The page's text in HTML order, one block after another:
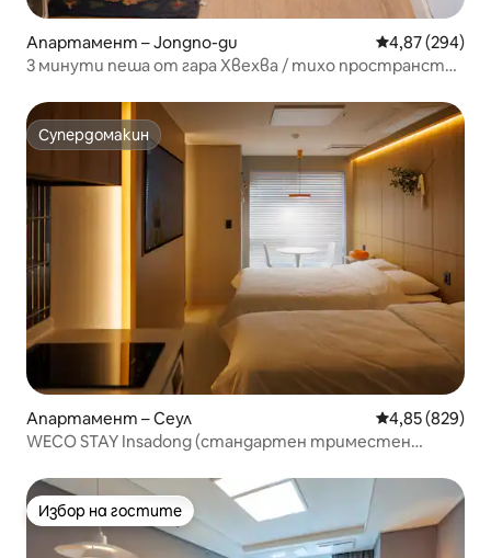
Апартамент – Jongno-gu Средна
4,87 (294)
3 минути пеша от гара Хвехва / тихо пространство
Супердомакин
Супердомакин
Апартамент – Сеул Средна
4,85 (829)
WECO STAY Insadong (стандартен триместен
Избор на гостите
Избор на гостите